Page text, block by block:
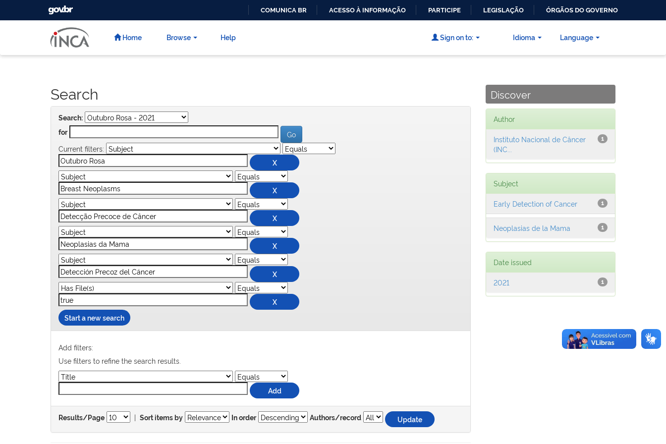
CONTEÚDO
GOVBR
COMUNICA BR ACESSO À INFORMAÇÃO PARTICIPE LEGISLAÇÃO ÓRGÃOS DO GOVERNO
Home Browse Help Language
Sign on to: Idioma
Search
Search:
for
Current filters:
Start a new search
Add filters:
Use filters to refine the search results.
Results/Page | Sort items by In order Authors/record
Discover
Author
1
Instituto Nacional de Câncer
(INC...
Subject
1
Early Detection of Cancer
1
Neoplasias de la Mama
Date issued
1
2021